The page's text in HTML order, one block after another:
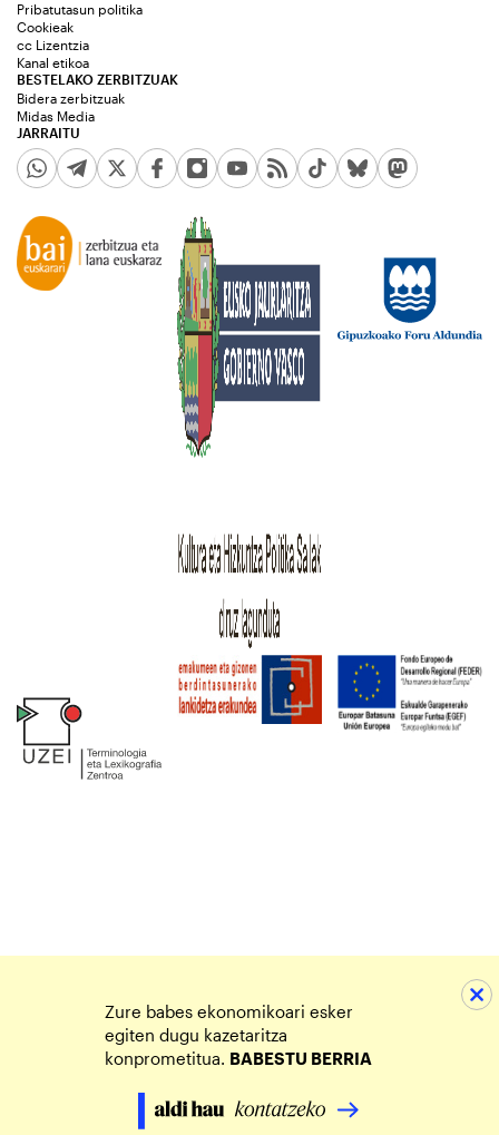
JARRAITU
Pribatutasun politika
Cookieak
cc Lizentzia
Kanal etikoa
BESTELAKO ZERBITZUAK
Bidera zerbitzuak
Midas Media
Zure babes ekonomikoari esker
egiten dugu kazetaritza
konprometitua. BABESTU BERRIA